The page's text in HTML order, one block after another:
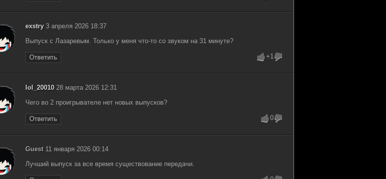
exstry3 апреля 2026 18:37
Выпуск с Лазаревым. Только у меня что-то со звуком на 31 минуте?
Ответить +1
lol_2001028 марта 2026 12:31
Чего во 2 проигрывателе нет новых выпусков?
Ответить 0
Guest11 января 2026 00:14
Лучший выпуск за все время существование передачи.